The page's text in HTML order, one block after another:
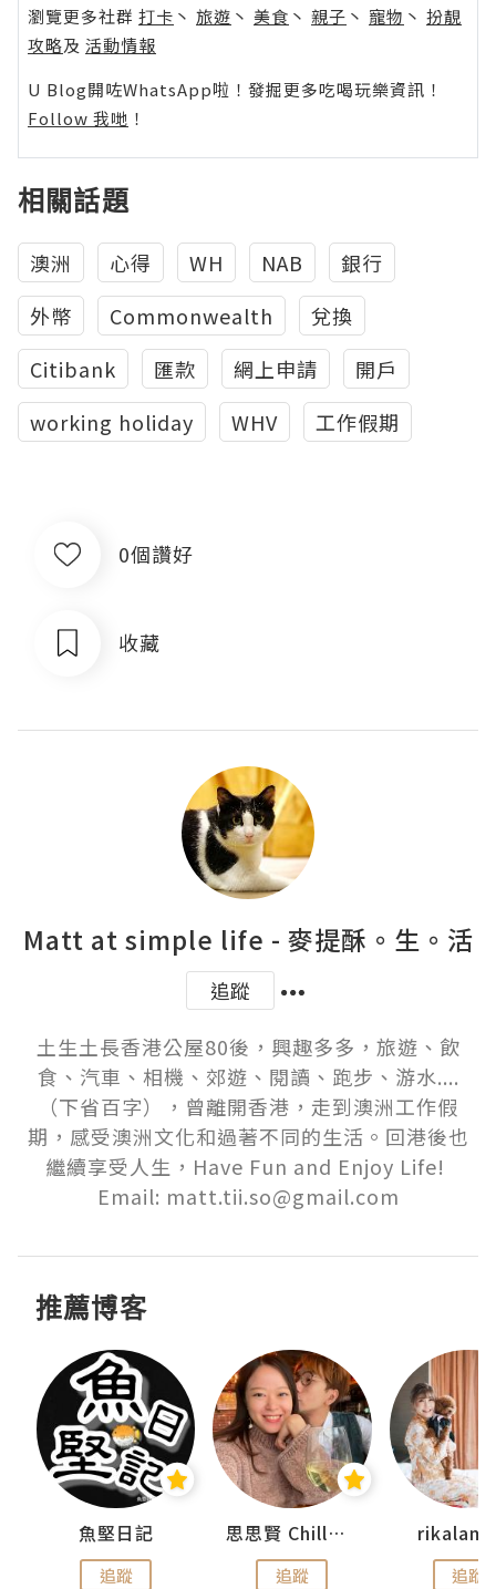
瀏覽更多社群 打卡 丶 旅遊 丶 美食 丶 親子 丶 寵物 丶 扮靚
攻略及 活動情報
U Blog開咗WhatsApp啦！發掘更多吃喝玩樂資訊！
Follow 我哋 ！
相關話題
澳洲 心得 WH NAB
銀行
外幣
Commonwealth
兌換
Citibank
匯款 網上申請
開戶
working holiday
WHV 工作假期
0個讚好
收藏
Matt at simple life - 麥提酥。生。活
追蹤
土生土長香港公屋80後，興趣多多，旅遊、飲
食、汽車、相機、郊遊、閱讀、跑步、游水....
（下省百字），曾離開香港，走到澳洲工作假
期，感受澳洲文化和過著不同的生活。回港後也
繼續享受人生，Have Fun and Enjoy Life!
Email: matt.tii.so@gmail.com
推薦博客
魚堅日記
追蹤
思思賢 ChillMyBabe
追蹤 追蹤